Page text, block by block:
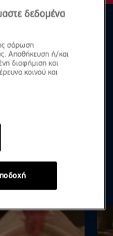
Δες τα όλα
δεδομένα
σάρωση
Αποθήκευση ή/και
διαφήμιση και
κοινού και